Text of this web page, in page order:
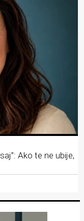
Ako te ne ubije,